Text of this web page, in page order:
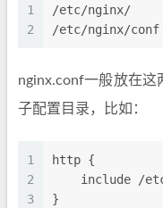
1
2
/etc/nginx/
/etc/nginx/conf
nginx.conf一般放在这
子配置目录，比如：
1
2
3
http {
include /
}